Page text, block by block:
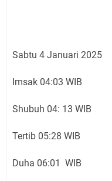
Sabtu 4 Januari 2025
Imsak 04:03 WIB
Shubuh 04: 13 WIB
Tertib 05:28 WIB
Duha 06:01 WIB